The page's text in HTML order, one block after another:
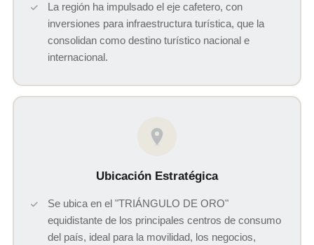
La región ha impulsado el eje cafetero, con
inversiones para infraestructura turística, que la
consolidan como destino turístico nacional e
internacional.
Ubicación Estratégica
Se ubica en el "TRIÁNGULO DE ORO"
equidistante de los principales centros de consumo
del país, ideal para la movilidad, los negocios,